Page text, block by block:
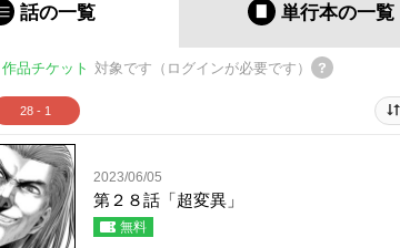
話の一覧 単行本の一覧
作品チケット 対象です（ログインが必要です）
28 - 1
2023/06/05
第２８話「超変異」
無料